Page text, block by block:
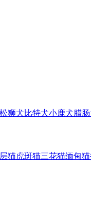
松狮犬比特犬小鹿犬腊
猫虎斑猫三花猫缅甸猫